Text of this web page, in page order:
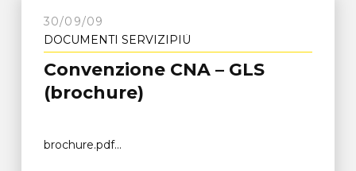
30/09/09
DOCUMENTI SERVIZIPIÙ
Convenzione CNA – GLS
(brochure)
brochure.pdf...